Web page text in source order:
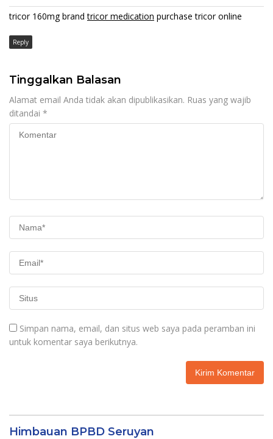
tricor 160mg brandtricor medication purchase tricor online
Reply
Tinggalkan Balasan
Alamat email Anda tidak akan dipublikasikan. Ruas yang wajib
ditandai *
Simpan nama, email, dan situs web saya pada peramban ini
untuk komentar saya berikutnya.
Himbauan BPBD Seruyan